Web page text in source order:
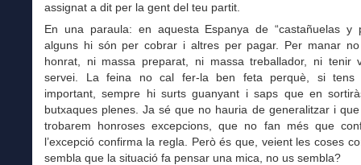
assignat a dit per la gent del teu partit.
En una paraula: en aquesta Espanya de “castañuelas y
alguns hi són per cobrar i altres per pagar. Per manar
honrat, ni massa preparat, ni massa treballador, ni tenir
servei. La feina no cal fer-la ben feta perquè, si tens
important, sempre hi surts guanyant i saps que en
butxaques plenes. Ja sé que no hauria de generalitzar i
trobarem honroses excepcions, que no fan més que
l’excepció confirma la regla. Però és que, veient les coses
sembla que la situació fa pensar una mica, no us sembla?